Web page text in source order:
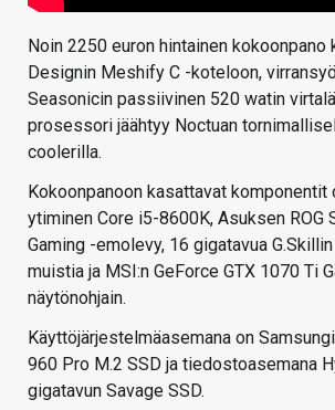
Noin 2250 euron hintainen kokoonpano
Designin Meshify C -koteloon,
Seasonicin passiivinen 520 watin
prosessori jäähtyy Noctuan
coolerilla.
Kokoonpanoon kasattavat komponentit
ytiminen Core i5-8600K, Asuksen ROG
Gaming -emolevy, 16 gigatavua
muistia ja MSI:n GeForce GTX 1070 Ti
näytönohjain.
Käyttöjärjestelmäasemana on
960 Pro M.2 SSD ja tiedostoasemana
gigatavun Savage SSD.